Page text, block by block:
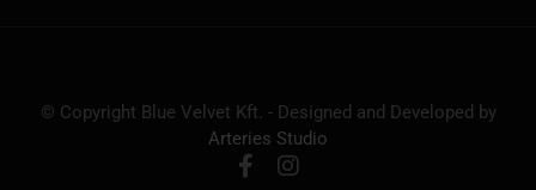
© Copyright Blue Velvet Kft. - Designed and Developed by
Arteries Studio